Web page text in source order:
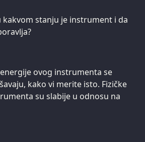
kakvom stanju je instrument i da
energije ovog instrumenta se
kako vi merite isto. Fizičke
su slabije u odnosu na